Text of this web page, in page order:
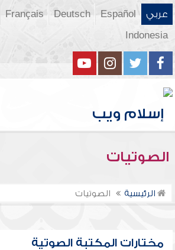
عربي Español
Deutsch
Français
Indonesia
الصوتيات
الرئيسية الصوتيات
مختارات المكتبة الصوتية